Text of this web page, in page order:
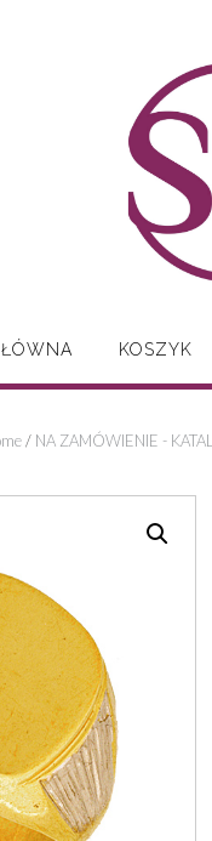
KOSZYK
/ NA ZAMÓWIENIE -